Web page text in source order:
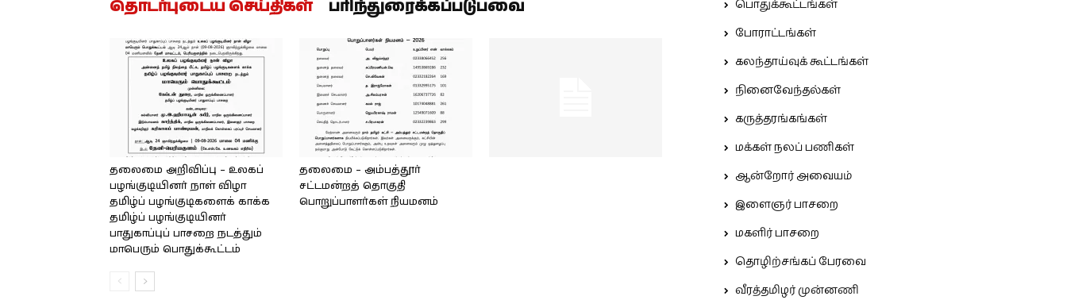
தொடர்புடைய செய்திகள் பரிந்துரைக்கப்படுபவை
தலைமை அறிவிப்பு – உலகப்
பழங்குடியினர் நாள் விழா
தமிழ்ப் பழங்குடிகளைக் காக்க
தமிழ்ப் பழங்குடியினர்
பாதுகாப்புப் பாசறை நடத்தும்
மாபெரும் பொதுக்கூட்டம்
தலைமை – அம்பத்தூர்
சட்டமன்றத் தொகுதி
பொறுப்பாளர்கள் நியமனம்
பொதுக்கூட்டங்கள்
போராட்டங்கள்
கலந்தாய்வுக் கூட்டங்கள்
நினைவேந்தல்கள்
கருத்தரங்கங்கள்
மக்கள் நலப் பணிகள்
ஆன்றோர் அவையம்
இளைஞர் பாசறை
மகளிர் பாசறை
தொழிற்சங்கப் பேரவை
வீரத்தமிழர் முன்னணி